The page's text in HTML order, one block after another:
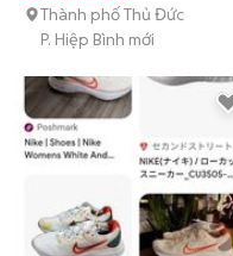
Thành phố Thủ Đức
P. Hiệp Bình mới